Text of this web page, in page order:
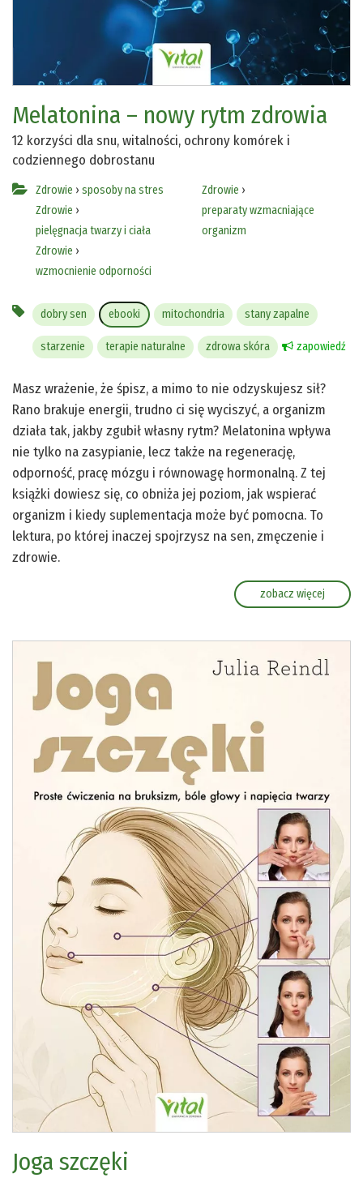
Melatonina – nowy rytm zdrowia
12 korzyści dla snu, witalności, ochrony komórek i
codziennego dobrostanu
Zdrowie › sposoby na stres
Zdrowie ›
pielęgnacja twarzy i ciała
Zdrowie ›
wzmocnienie odporności
Zdrowie ›
preparaty wzmacniające
organizm
dobry sen ebooki mitochondria stany zapalne
starzenie terapie naturalne zdrowa skóra zapowiedź
Masz wrażenie, że śpisz, a mimo to nie odzyskujesz sił?
Rano brakuje energii, trudno ci się wyciszyć, a organizm
działa tak, jakby zgubił własny rytm? Melatonina wpływa
nie tylko na zasypianie, lecz także na regenerację,
odporność, pracę mózgu i równowagę hormonalną. Z tej
książki dowiesz się, co obniża jej poziom, jak wspierać
organizm i kiedy suplementacja może być pomocna. To
lektura, po której inaczej spojrzysz na sen, zmęczenie i
zdrowie.
zobacz więcej
Joga szczęki